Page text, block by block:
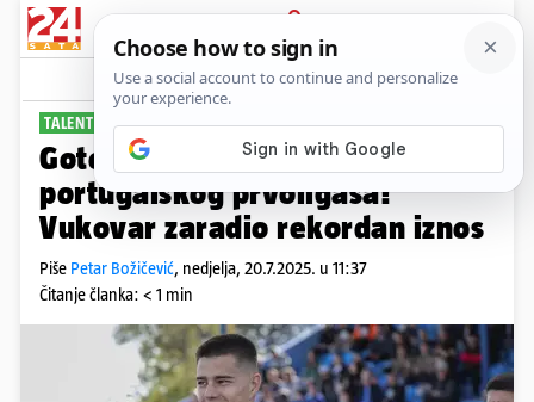
PRIJAVA
Sport Komentari
TALENTIRANI GOLMAN
Gotovo je: Ivan Mandić prešao u
portugalskog prvoligaša!
Vukovar zaradio rekordan iznos
Piše Petar Božičević, nedjelja, 20.7.2025. u 11:37
Čitanje članka: < 1 min